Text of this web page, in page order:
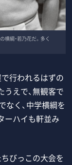
横綱・若乃花だ。多く
行われるはずの
えで、無観客で
なく、中学横綱を
ーハイも軒並み
びっこの大会を